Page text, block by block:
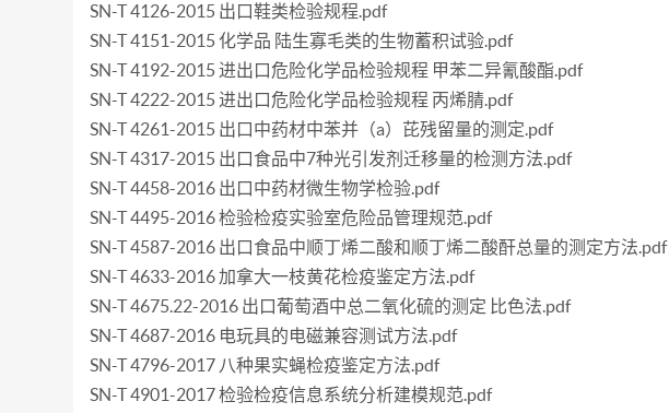
SN-T 4126-2015 出口鞋类检验规程.pdf
SN-T 4151-2015 化学品 陆生寡毛类的生物蓄积试验.pdf
SN-T 4192-2015 进出口危险化学品检验规程 甲苯二异氰酸酯.pdf
SN-T 4222-2015 进出口危险化学品检验规程 丙烯腈.pdf
SN-T 4261-2015 出口中药材中苯并（a）芘残留量的测定.pdf
SN-T 4317-2015 出口食品中7种光引发剂迁移量的检测方法.pdf
SN-T 4458-2016 出口中药材微生物学检验.pdf
SN-T 4495-2016 检验检疫实验室危险品管理规范.pdf
SN-T 4587-2016 出口食品中顺丁烯二酸和顺丁烯二酸酐总量的测定方法.pdf
SN-T 4633-2016 加拿大一枝黄花检疫鉴定方法.pdf
SN-T 4675.22-2016 出口葡萄酒中总二氧化硫的测定 比色法.pdf
SN-T 4687-2016 电玩具的电磁兼容测试方法.pdf
SN-T 4796-2017 八种果实蝇检疫鉴定方法.pdf
SN-T 4901-2017 检验检疫信息系统分析建模规范.pdf